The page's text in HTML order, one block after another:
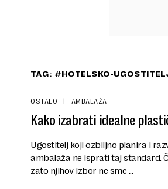
TAG: #HOTELSKO-
OSTALO AMBALAŽA
Kako izabrati idealne
Ugostitelj koji ozbiljno planira i
ambalaža ne isprati taj standard.
zato njihov izbor ne sme ...